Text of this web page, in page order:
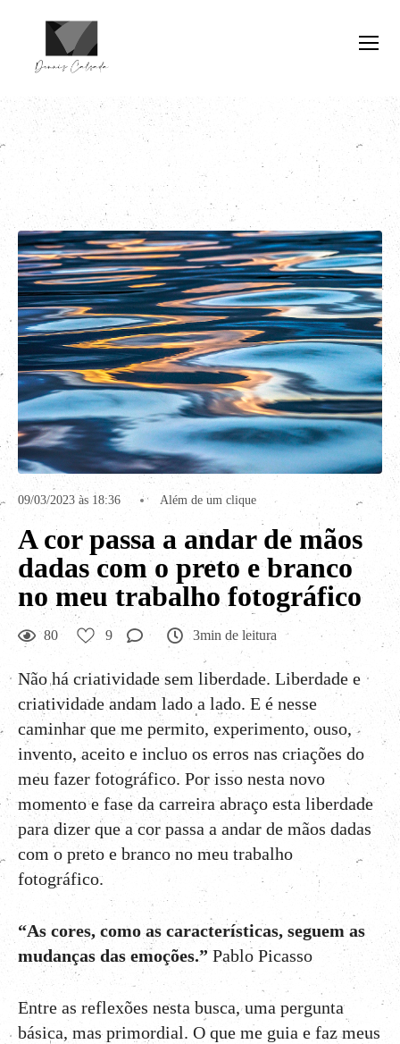
09/03/2023 às 18:36 Além de um clique
A cor passa a andar de mãos
dadas com o preto e branco
no meu trabalho fotográfico
80 9 3min de leitura
Não há criatividade sem liberdade. Liberdade e
criatividade andam lado a lado. E é nesse
caminhar que me permito, experimento, ouso,
invento, aceito e incluo os erros nas criações do
meu fazer fotográfico. Por isso nesta novo
momento e fase da carreira abraço esta liberdade
para dizer que a cor passa a andar de mãos dadas
com o preto e branco no meu trabalho
fotográfico.
“As cores, como as características, seguem as
mudanças das emoções.” Pablo Picasso
Entre as reflexões nesta busca, uma pergunta
básica, mas primordial. O que me guia e faz meus